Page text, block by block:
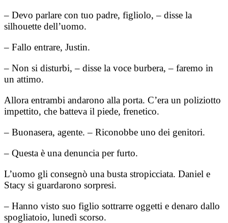
– Devo parlare con tuo padre, figliolo, – disse la
silhouette dell’uomo.
– Fallo entrare, Justin.
– Non si disturbi, – disse la voce burbera, – faremo in
un attimo.
Allora entrambi andarono alla porta. C’era un poliziotto
impettito, che batteva il piede, frenetico.
– Buonasera, agente. – Riconobbe uno dei genitori.
– Questa è una denuncia per furto.
L’uomo gli consegnò una busta stropicciata. Daniel e
Stacy si guardarono sorpresi.
– Hanno visto suo figlio sottrarre oggetti e denaro dallo
spogliatoio, lunedì scorso.